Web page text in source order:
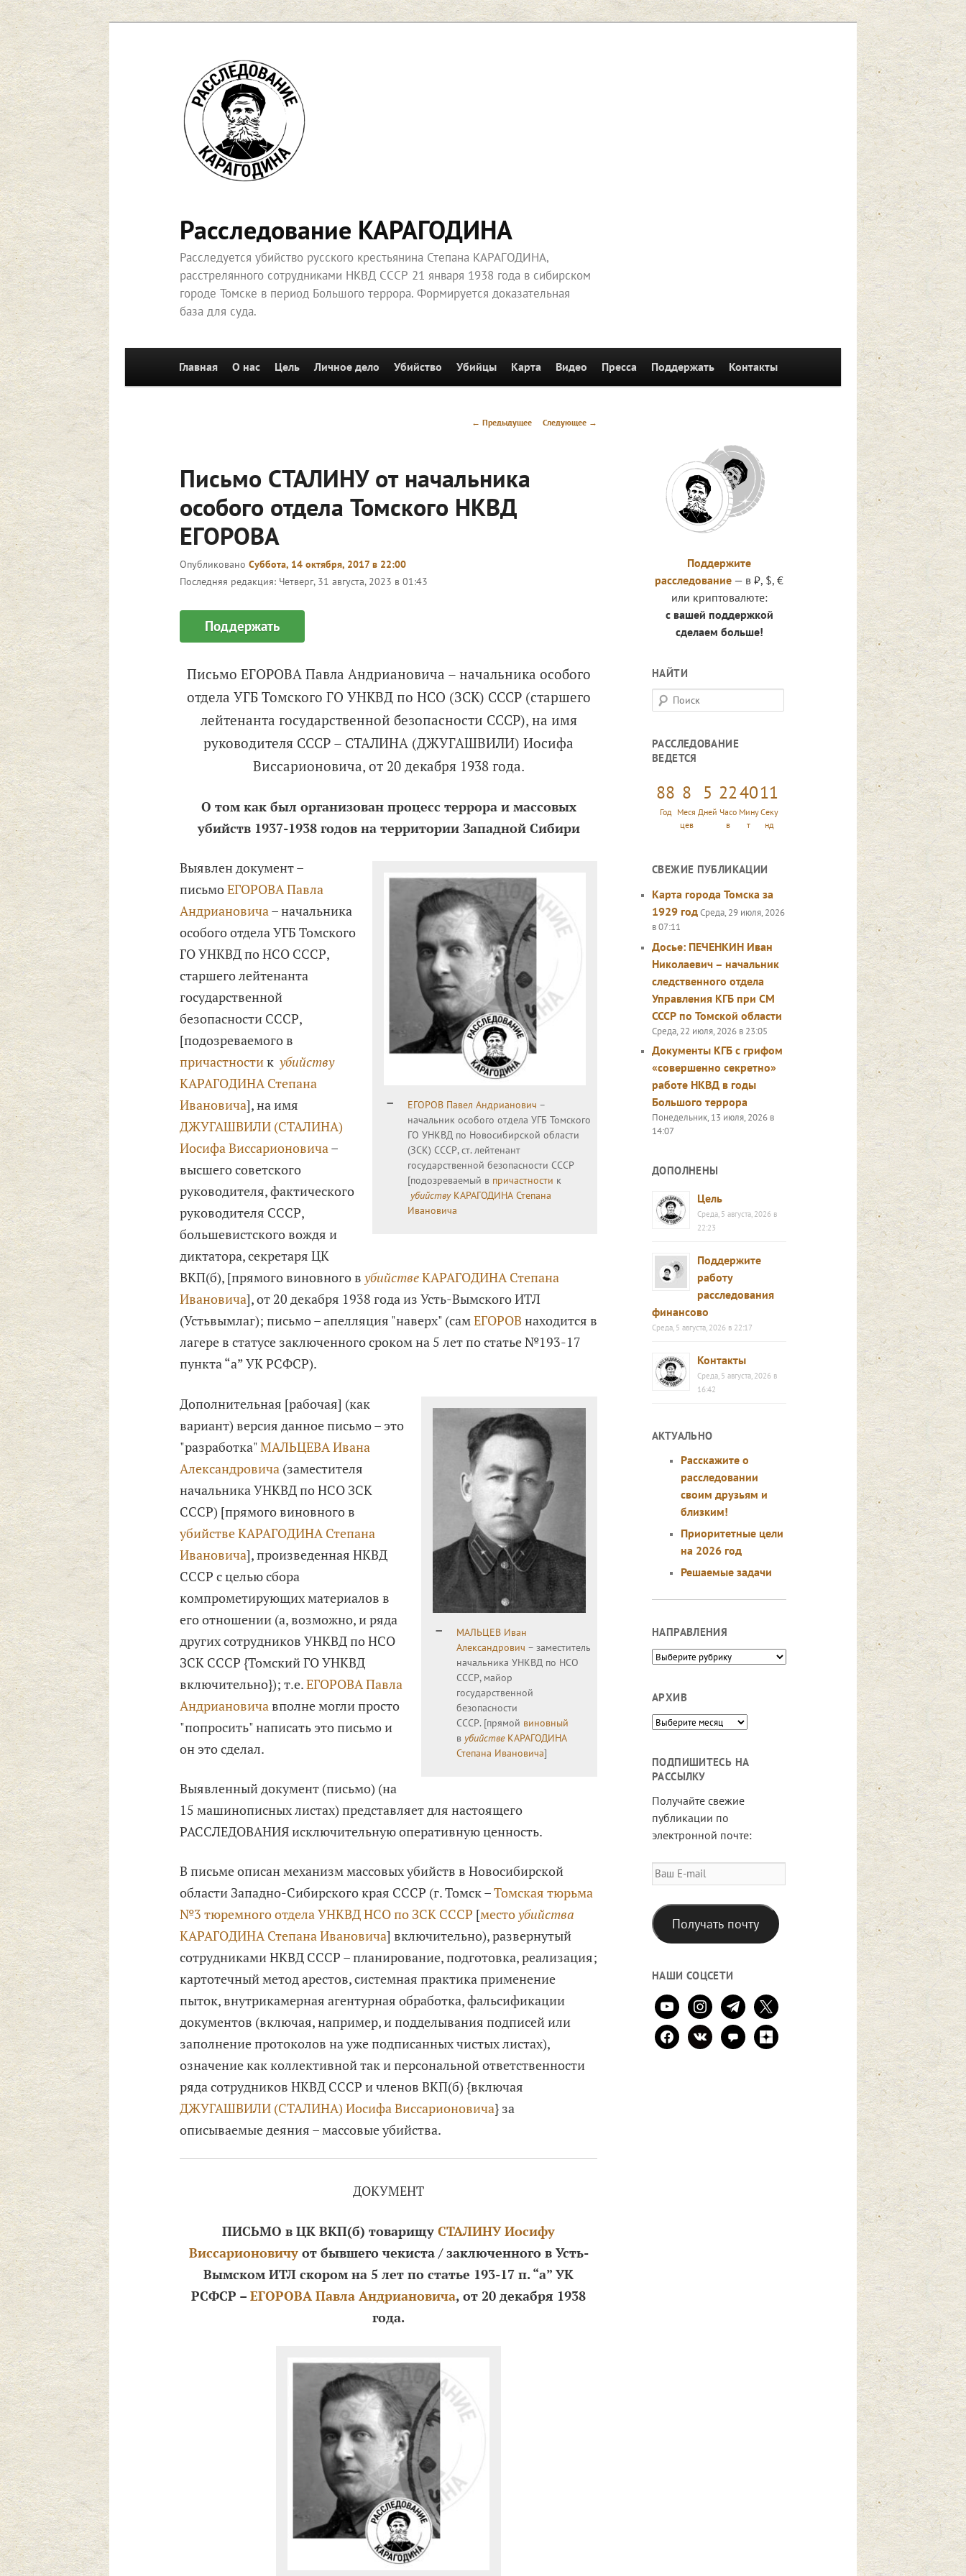
Перейти
к
основному
содержимому
Расследование КАРАГОДИНА
Расследуется убийство русского крестьянина Степана КАРАГОДИНА,
расстрелянного сотрудниками НКВД СССР 21 января 1938 года в сибирском
городе Томске в период Большого террора. Формируется доказательная
база для суда.
Перейти к основному содержимому
Главная О нас Цель Личное дело Убийство Убийцы Карта Видео Пресса Поддержать Контакты
Навигация
← Предыдущее Следующее →
Письмо СТАЛИНУ от начальника
особого отдела Томского НКВД
ЕГОРОВА
Опубликовано Суббота, 14 октября, 2017 в 22:00
Последняя редакция: Четверг, 31 августа, 2023 в 01:43
Поддержать
Письмо ЕГОРОВА Павла Андриановича – начальника особого
отдела УГБ Томского ГО УНКВД по НСО (ЗСК) СССР (старшего
лейтенанта государственной безопасности СССР), на имя
руководителя СССР – СТАЛИНА (ДЖУГАШВИЛИ) Иосифа
Виссарионовича, от 20 декабря 1938 года.
О том как был организован процесс террора и массовых
убийств 1937-1938 годов на территории Западной Сибири
ЕГОРОВ Павел Андрианович –
начальник особого отдела УГБ Томского
ГО УНКВД по Новосибирской области
(ЗСК) СССР, ст. лейтенант
государственной безопасности СССР
[подозреваемый в причастности к
убийству КАРАГОДИНА Степана
Ивановича
Выявлен документ –
письмоЕГОРОВА Павла
Андриановича– начальника
особого отдела УГБ Томского
ГО УНКВД по НСО СССР,
старшего лейтенанта
государственной
безопасности СССР,
[подозреваемого в
причастностик убийству
КАРАГОДИНА Степана
Ивановича], на имя
ДЖУГАШВИЛИ (СТАЛИНА)
Иосифа Виссарионовича–
высшего советского
руководителя, фактического
руководителя СССР,
большевистского вождя и
диктатора, секретаря ЦК
ВКП(б), [прямого виновного в убийствеКАРАГОДИНА Степана
Ивановича], от 20 декабря 1938 года из Усть-Вымского ИТЛ
(Устьвымлаг); письмо – апелляция "наверх" (самЕГОРОВ находится в
лагере в статусе заключенного сроком на 5 лет по статье №193-17
пункта “а” УК РСФСР).
МАЛЬЦЕВ Иван
Александрович – заместитель
начальника УНКВД по НСО
СССР, майор
государственной
безопасности
СССР. [прямой виновный
в убийстве КАРАГОДИНА
Степана Ивановича]
Дополнительная [рабочая] (как
вариант) версия данное письмо – это
"разработка"МАЛЬЦЕВА Ивана
Александровича (заместителя
начальника УНКВД по НСО ЗСК
СССР) [прямого виновного в
убийствеКАРАГОДИНА Степана
Ивановича], произведенная НКВД
СССР с целью сбора
компрометирующих материалов в
его отношении (а, возможно, и ряда
других сотрудников УНКВД по НСО
ЗСК СССР {Томский ГО УНКВД
включительно}); т.е.ЕГОРОВА Павла
Андриановича вполне могли просто
"попросить" написать это письмо и
он это сделал.
Выявленный документ (письмо) (на
15 машинописных листах) представляет для настоящего
РАССЛЕДОВАНИЯ исключительную оперативную ценность.
В письме описан механизм массовых убийств в Новосибирской
области Западно-Сибирского края СССР (г. Томск –Томская тюрьма
№3 тюремного отдела УНКВД НСО по ЗСК СССР [местоубийства
КАРАГОДИНА Степана Ивановича] включительно), развернутый
сотрудниками НКВД СССР – планирование, подготовка, реализация;
картотечный метод арестов, системная практика применение
пыток, внутрикамерная агентурная обработка, фальсификации
документов (включая, например, и подделывания подписей или
заполнение протоколов на уже подписанных чистых листах),
означение как коллективной так и персональной ответственности
ряда сотрудников НКВД СССР и членов ВКП(б) {включая
ДЖУГАШВИЛИ (СТАЛИНА) Иосифа Виссарионовича} за
описываемые деяния – массовые убийства.
ДОКУМЕНТ
ПИСЬМО в ЦК ВКП(б) товарищуСТАЛИНУ Иосифу
Виссарионовичуот бывшего чекиста / заключенного в Усть-
Вымском ИТЛскором на 5 лет по статье 193-17 п. “а” УК
РСФСР –ЕГОРОВА Павла Андриановича, от 20 декабря 1938
года.
Поддержите
расследование — в ₽, $, €
или криптовалюте:
с вашей поддержкой
сделаем больше!
НАЙТИ
П
о
с
к
РАССЛЕДОВАНИЕ
ВЕДЕТСЯ
88
Год
8
Меся
цев
5
Дней
22
Часо
в
40
Мину
т
13
Секу
нд
СВЕЖИЕ ПУБЛИКАЦИИ
Карта города Томска за
1929 годСреда, 29 июля, 2026
в 07:11
Досье: ПЕЧЕНКИН Иван
Николаевич – начальник
следственного отдела
Управления КГБ при СМ
СССР по Томской области
Среда, 22 июля, 2026 в 23:05
Документы КГБ с грифом
«совершенно секретно»
работе НКВД в годы
Большого террора
Понедельник, 13 июля, 2026 в
14:07
ДОПОЛНЕНЫ
Цель
Среда, 5 августа, 2026 в
22:23
Поддержите
работу
расследования
финансово
Среда, 5 августа, 2026 в 22:17
Контакты
Среда, 5 августа, 2026 в
16:42
АКТУАЛЬНО
Расскажите о
расследовании
своим друзьям и
близким!
Приоритетные цели
на 2026 год
Решаемые задачи
НАПРАВЛЕНИЯ
Направления
АРХИВ
Архив
ПОДПИШИТЕСЬ НА
РАССЫЛКУ
Получайте свежие
публикации по
электронной почте:
Ваш
E-
mail
Получать почту
НАШИ СОЦСЕТИ
youtubeinstagramtelegram
x
facebookvkontaktecomment
zen-
yandex